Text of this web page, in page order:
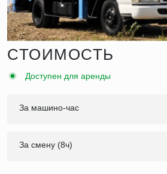
СТОИМОСТЬ
Доступен для аренды
За машино-час
За смену (8ч)